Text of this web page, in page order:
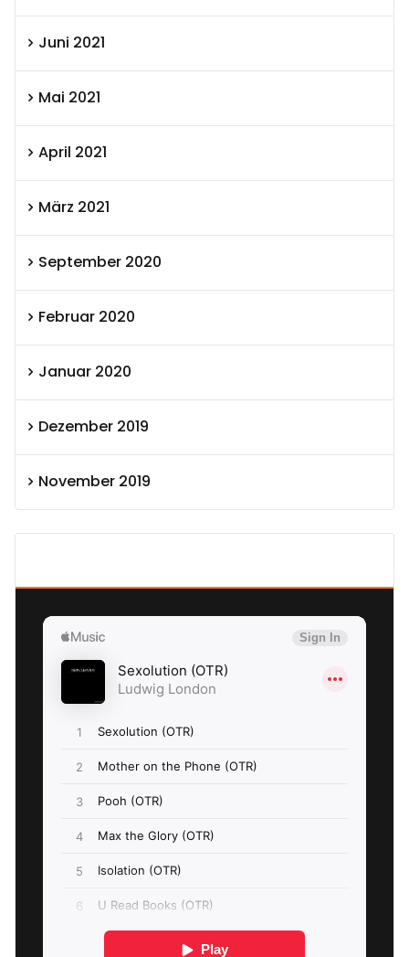
Juni 2021
Mai 2021
April 2021
März 2021
September 2020
Februar 2020
Januar 2020
Dezember 2019
November 2019